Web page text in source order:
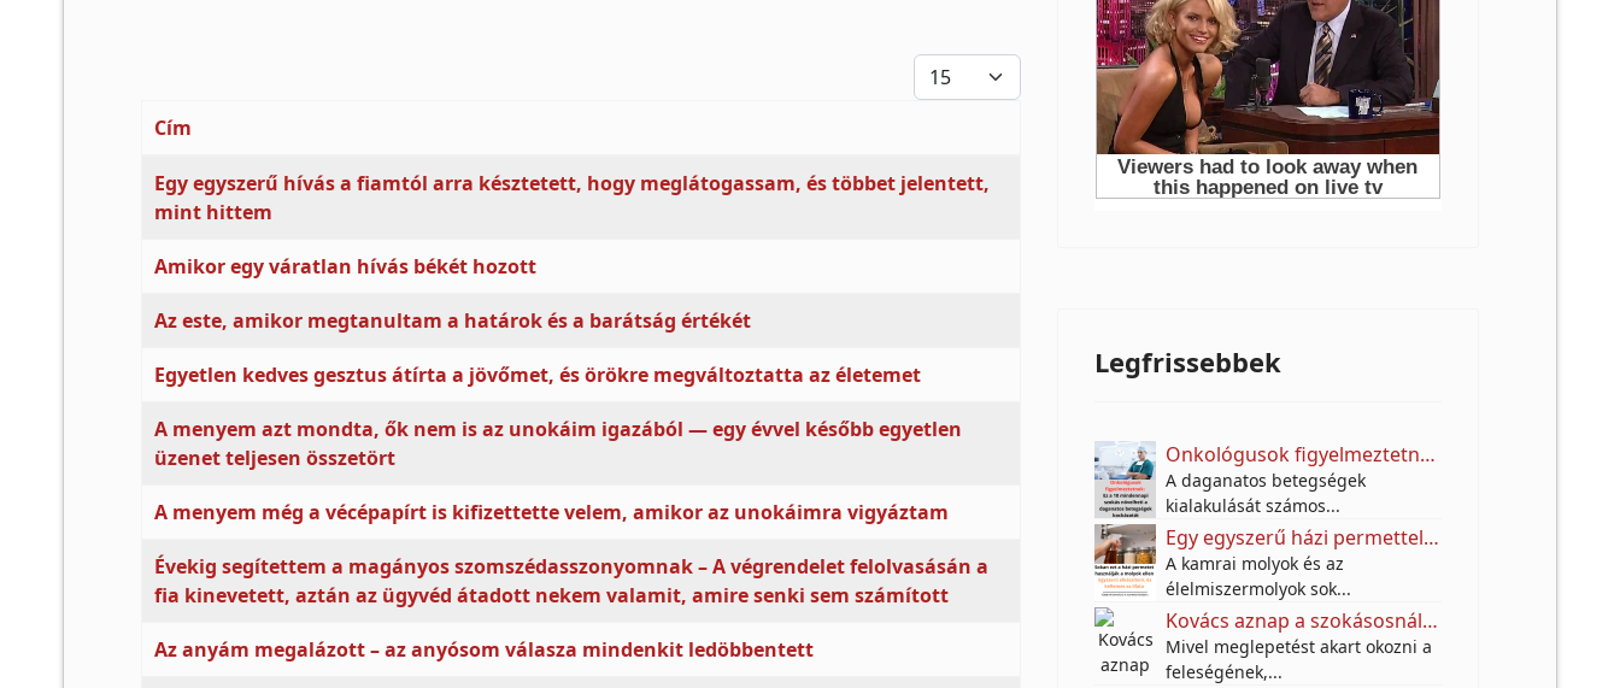
Tételek #
Cím
Egy egyszerű hívás a fiamtól arra késztetett, hogy meglátogassam, és többet jelentett,
mint hittem
Amikor egy váratlan hívás békét hozott
Az este, amikor megtanultam a határok és a barátság értékét
Egyetlen kedves gesztus átírta a jövőmet, és örökre megváltoztatta az életemet
A menyem azt mondta, ők nem is az unokáim igazából — egy évvel később egyetlen
üzenet teljesen összetört
A menyem még a vécépapírt is kifizettette velem, amikor az unokáimra vigyáztam
Évekig segítettem a magányos szomszédasszonyomnak – A végrendelet felolvasásán a
fia kinevetett, aztán az ügyvéd átadott nekem valamit, amire senki sem számított
Az anyám megalázott – az anyósom válasza mindenkit ledöbbentett
Legfrissebbek
Onkológusok figyelmeztetnek: Ez a 10 mindennapi szokás növelheti a daganatos betegségek kockázatát
A daganatos betegségek
kialakulását számos...
Egy egyszerű házi permettel próbálják távol tartani a molyokat – A titok egy jól ismert fűszerben rejlik
A kamrai molyok és az
élelmiszermolyok sok...
Kovács aznap a szokásosnál jóval korábban végzett a munkában.
Mivel meglepetést akart okozni a
feleségének,...